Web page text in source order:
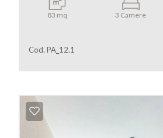
83 mq 3 Camere
Cod. PA_12.1
minimi
Qualsiasi